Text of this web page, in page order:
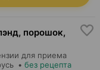
порошок,
для приема
• без рецепта